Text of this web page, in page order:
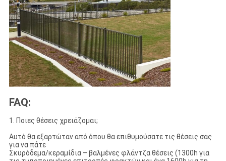
FAQ:
1. Ποιες θέσεις χρειάζομαι;
Αυτό θα εξαρτώταν από όπου θα επιθυμούσατε τις θέσεις σας
για να πάτε
Σκυρόδεμα/κεραμίδια – βαλμένες φλάντζα θέσεις (1300h για